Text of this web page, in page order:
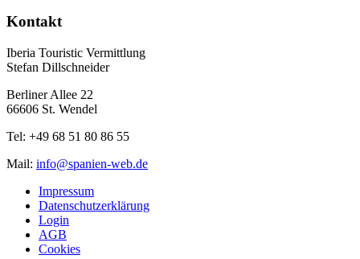
Kontakt
Iberia Touristic Vermittlung
Stefan Dillschneider
Berliner Allee 22
66606 St. Wendel
Tel: +49 68 51 80 86 55
Mail: info@spanien-web.de
Impressum
Datenschutzerklärung
Login
AGB
Cookies